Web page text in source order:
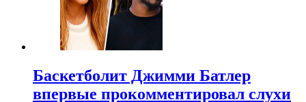
Баскетболит Джимми Батлер
впервые прокомментировал слухи